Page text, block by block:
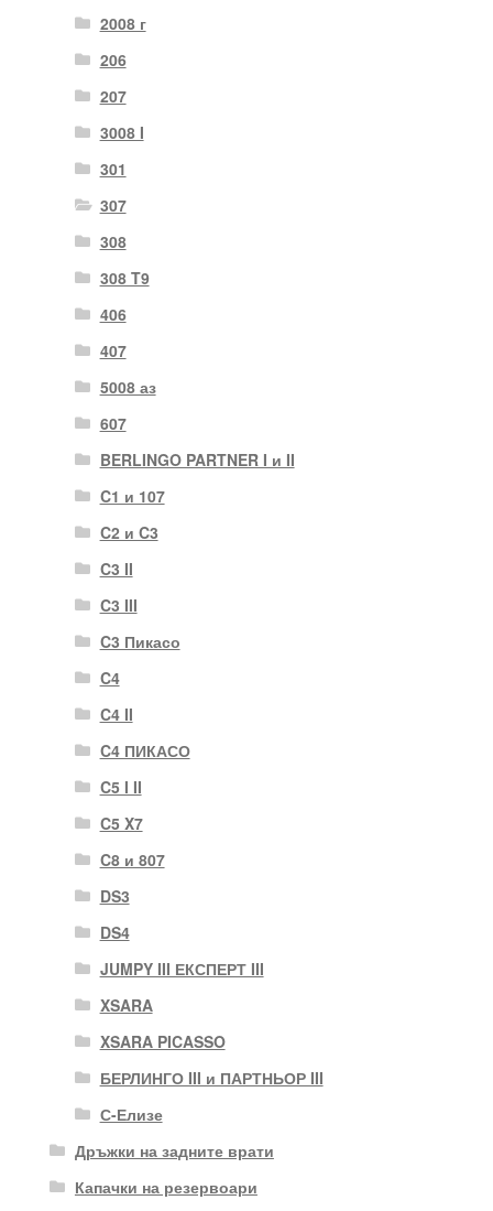
2008 г
206
207
3008 I
301
307
308
308 T9
406
407
5008 аз
607
BERLINGO PARTNER I и II
C1 и 107
C2 и C3
C3 II
C3 III
C3 Пикасо
C4
C4 II
C4 ПИКАСО
C5 I II
C5 X7
C8 и 807
DS3
DS4
JUMPY III ЕКСПЕРТ III
XSARA
XSARA PICASSO
БЕРЛИНГО III и ПАРТНЬОР III
С-Елизе
Дръжки на задните врати
Капачки на резервоари